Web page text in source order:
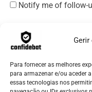
Gerir
Para fornecer as melhores
para armazenar e/ou aceder
essas tecnologias nos
Notify me of follow-